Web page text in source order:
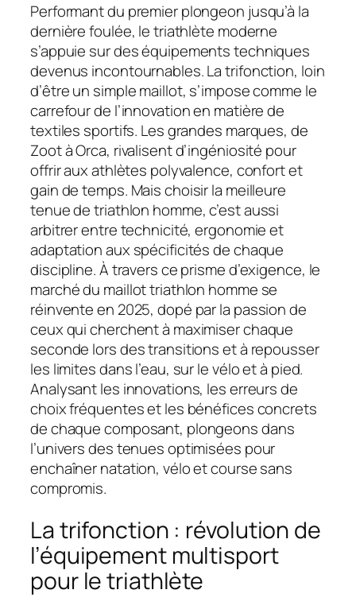
Performant du premier plongeon jusqu’à la
dernière foulée, le triathlète moderne
s’appuie sur des équipements techniques
devenus incontournables. La trifonction, loin
d’être un simple maillot, s’impose comme le
carrefour de l’innovation en matière de
textiles sportifs. Les grandes marques, de
Zoot à Orca, rivalisent d’ingéniosité pour
offrir aux athlètes polyvalence, confort et
gain de temps. Mais choisir la meilleure
tenue de triathlon homme, c’est aussi
arbitrer entre technicité, ergonomie et
adaptation aux spécificités de chaque
discipline. À travers ce prisme d’exigence, le
marché du maillot triathlon homme se
réinvente en 2025, dopé par la passion de
ceux qui cherchent à maximiser chaque
seconde lors des transitions et à repousser
les limites dans l’eau, sur le vélo et à pied.
Analysant les innovations, les erreurs de
choix fréquentes et les bénéfices concrets
de chaque composant, plongeons dans
l’univers des tenues optimisées pour
enchaîner natation, vélo et course sans
compromis.
La trifonction : révolution de
l’équipement multisport
pour le triathlète